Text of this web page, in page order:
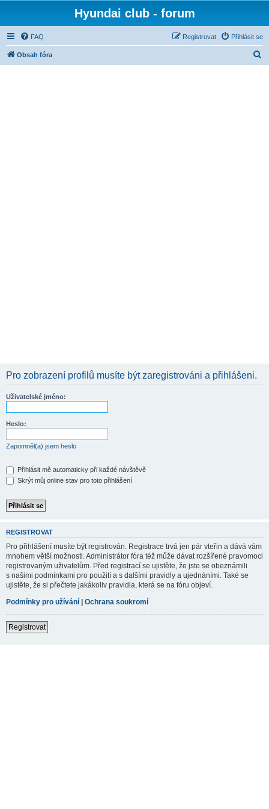
Hyundai club - forum
FAQ Přihlásit se
Registrovat
Obsah fóra
Pro zobrazení profilů musíte být zaregistrováni a přihlášeni.
Uživatelské jméno:
Heslo:
Zapomněl(a) jsem heslo
Přihlásit mě automaticky při každé návštěvě
Skrýt můj online stav pro toto přihlášení
REGISTROVAT
Pro přihlášení musíte být registrován. Registrace trvá jen pár vteřin a dává vám
mnohem větší možnosti. Administrátor fóra též může dávat rozšířené pravomoci
registrovaným uživatelům. Před registrací se ujistěte, že jste se obeznámili
s našimi podmínkami pro použití a s dalšími pravidly a ujednáními. Také se
ujistěte, že si přečtete jakákoliv pravidla, která se na fóru objeví.
Podmínky pro užívání | Ochrana soukromí
Registrovat